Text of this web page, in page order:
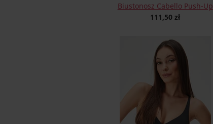
Biustonosz Cabello Push-Up
111,50 zł